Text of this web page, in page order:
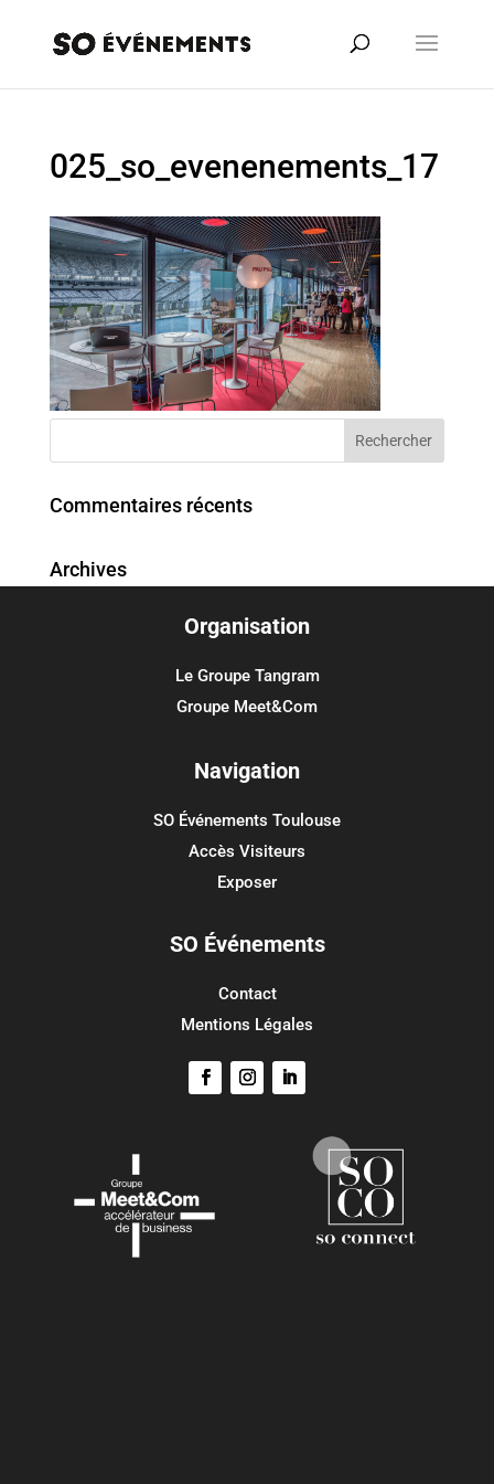
025_so_evenenements_17
Commentaires récents
Archives
Flux des commentaires
Site de WordPress-FR
Organisation
Le Groupe Tangram
Groupe Meet&Com
Navigation
SO Événements Toulouse
Accès Visiteurs
Exposer
SO Événements
Contact
Mentions Légales